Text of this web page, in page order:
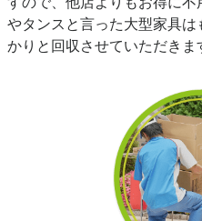
やタンスと言った大型家具
かりと回収させていただきま